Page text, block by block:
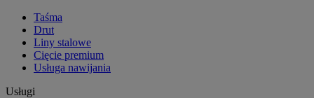
Taśma
Drut
Liny stalowe
Cięcie premium
Usługa nawijania
Usługi